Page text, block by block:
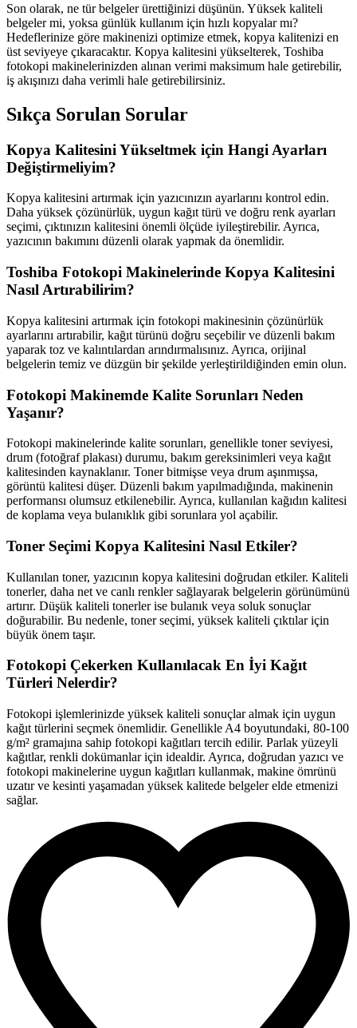
Son olarak, ne tür belgeler ürettiğinizi düşünün. Yüksek kaliteli
belgeler mi, yoksa günlük kullanım için hızlı kopyalar mı?
Hedeflerinize göre makinenizi optimize etmek, kopya kalitenizi en
üst seviyeye çıkaracaktır. Kopya kalitesini yükselterek, Toshiba
fotokopi makinelerinizden alınan verimi maksimum hale getirebilir,
iş akışınızı daha verimli hale getirebilirsiniz.
Sıkça Sorulan Sorular
Kopya Kalitesini Yükseltmek için Hangi Ayarları
Değiştirmeliyim?
Kopya kalitesini artırmak için yazıcınızın ayarlarını kontrol edin.
Daha yüksek çözünürlük, uygun kağıt türü ve doğru renk ayarları
seçimi, çıktınızın kalitesini önemli ölçüde iyileştirebilir. Ayrıca,
yazıcının bakımını düzenli olarak yapmak da önemlidir.
Toshiba Fotokopi Makinelerinde Kopya Kalitesini
Nasıl Artırabilirim?
Kopya kalitesini artırmak için fotokopi makinesinin çözünürlük
ayarlarını artırabilir, kağıt türünü doğru seçebilir ve düzenli bakım
yaparak toz ve kalıntılardan arındırmalısınız. Ayrıca, orijinal
belgelerin temiz ve düzgün bir şekilde yerleştirildiğinden emin olun.
Fotokopi Makinemde Kalite Sorunları Neden
Yaşanır?
Fotokopi makinelerinde kalite sorunları, genellikle toner seviyesi,
drum (fotoğraf plakası) durumu, bakım gereksinimleri veya kağıt
kalitesinden kaynaklanır. Toner bitmişse veya drum aşınmışsa,
görüntü kalitesi düşer. Düzenli bakım yapılmadığında, makinenin
performansı olumsuz etkilenebilir. Ayrıca, kullanılan kağıdın kalitesi
de koplama veya bulanıklık gibi sorunlara yol açabilir.
Toner Seçimi Kopya Kalitesini Nasıl Etkiler?
Kullanılan toner, yazıcının kopya kalitesini doğrudan etkiler. Kaliteli
tonerler, daha net ve canlı renkler sağlayarak belgelerin görünümünü
artırır. Düşük kaliteli tonerler ise bulanık veya soluk sonuçlar
doğurabilir. Bu nedenle, toner seçimi, yüksek kaliteli çıktılar için
büyük önem taşır.
Fotokopi Çekerken Kullanılacak En İyi Kağıt
Türleri Nelerdir?
Fotokopi işlemlerinizde yüksek kaliteli sonuçlar almak için uygun
kağıt türlerini seçmek önemlidir. Genellikle A4 boyutundaki, 80-100
g/m² gramajına sahip fotokopi kağıtları tercih edilir. Parlak yüzeyli
kağıtlar, renkli dokümanlar için idealdir. Ayrıca, doğrudan yazıcı ve
fotokopi makinelerine uygun kağıtları kullanmak, makine ömrünü
uzatır ve kesinti yaşamadan yüksek kalitede belgeler elde etmenizi
sağlar.